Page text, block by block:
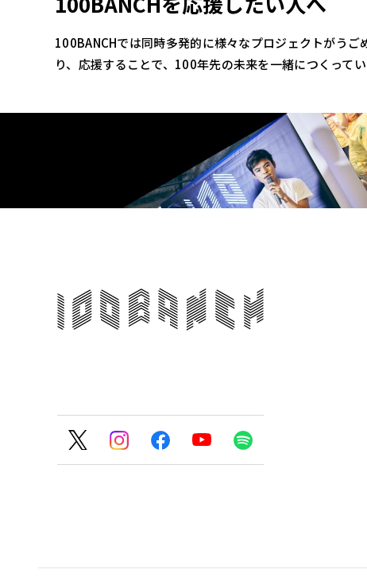
100BANCHでは同時多発的に様々なプロジェクトがう
り、応援することで、100年先の未来を一緒につくってい